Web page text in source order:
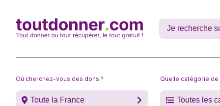
Où cherchez-vous des dons ?
Toute la France
Quelle catégorie de
Toutes les